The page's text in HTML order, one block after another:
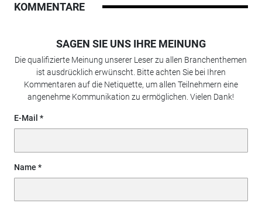
KOMMENTARE
SAGEN SIE UNS IHRE MEINUNG
Die qualifizierte Meinung unserer Leser zu allen Branchenthemen
ist ausdrücklich erwünscht. Bitte achten Sie bei Ihren
Kommentaren auf die Netiquette, um allen Teilnehmern eine
angenehme Kommunikation zu ermöglichen. Vielen Dank!
E-Mail
Name